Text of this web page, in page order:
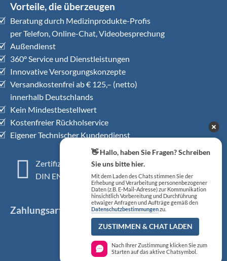
Vorteile, die überzeugen
Beratung durch Medizinprodukte-Profis
per Telefon, Online-Chat, Videobesprechung
Außendienst
360° Service und Dienstleistungen
Innovative Versorgungskonzepte
Versandkostenfrei ab € 125,– (netto)
innerhalb Deutschlands
Kein Mindestbestellwert
Kostenfreier Rückholservice
Eigener Technischer Kundendienst
Zertifiziertes QM-System
DIN EN ISO 13485
Zahlungsarten
👋 Hallo, haben Sie Fragen? Schreiben
Sie uns bitte hier.
Mit dem Laden des Chats stimmen Sie der
Erhebung und Verarbeitung personenbezogener
Daten (z.B. E-Mail-Adresse) zur Kommunikation
hinsichtlich Vorbereitung und Durchführung
etwaiger Anfragen und Aufträge gemäß den
Datenschutzbestimmungenzu.
ZUSTIMMEN & CHAT LADEN
Nach Ihrer Zustimmung klicken Sie zum
Starten auf das aktive Chatsymbol.